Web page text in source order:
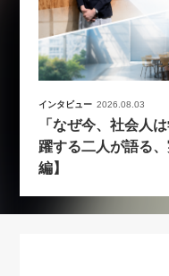
インタビュー 2026.08.03
「なぜ今、社会人
躍する二人が語る
編】